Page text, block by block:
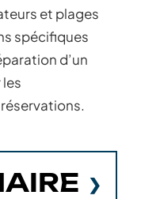
et plages
spécifiques
d’un